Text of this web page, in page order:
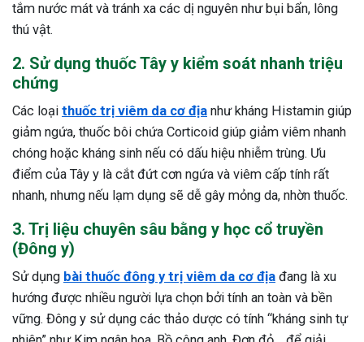
tắm nước mát và tránh xa các dị nguyên như bụi bẩn, lông
thú vật.
2. Sử dụng thuốc Tây y kiểm soát nhanh triệu
chứng
Các loại thuốc trị viêm da cơ địa như kháng Histamin giúp
giảm ngứa, thuốc bôi chứa Corticoid giúp giảm viêm nhanh
chóng hoặc kháng sinh nếu có dấu hiệu nhiễm trùng. Ưu
điểm của Tây y là cắt đứt cơn ngứa và viêm cấp tính rất
nhanh, nhưng nếu lạm dụng sẽ dễ gây mỏng da, nhờn thuốc.
3. Trị liệu chuyên sâu bằng y học cổ truyền
(Đông y)
Sử dụng bài thuốc đông y trị viêm da cơ địa đang là xu
hướng được nhiều người lựa chọn bởi tính an toàn và bền
vững. Đông y sử dụng các thảo dược có tính “kháng sinh tự